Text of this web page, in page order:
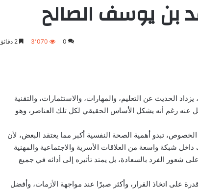
بن يوسف الصالح
0 3٬070
الحديث عن التعليم، والمهارات، والاستثمارات، والتقنية
عنه رغم أنه يشكل الأساس الحقيقي لكل تلك العناصر، وهو
تبدو أهمية الصحة النفسية أكبر مما يعتقد البعض، لأن
شبكة واسعة من العلاقات الأسرية والاجتماعية والمهنية
شعور الفرد بالسعادة، بل يمتد تأثيره إلى أدائه في جميع
على اتخاذ القرار، وأكثر صبرًا عند مواجهة الأزمات، وأفضل